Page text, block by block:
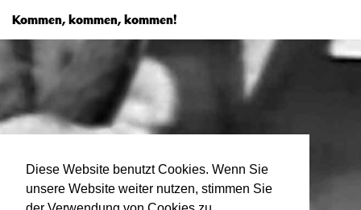
Diese Website benutzt Cookies. Wenn Sie
unsere Website weiter nutzen, stimmen Sie
Kommen, kommen, kommen!